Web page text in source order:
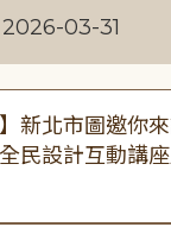
2026-03-31
】新北市圖邀你
民設計互動講